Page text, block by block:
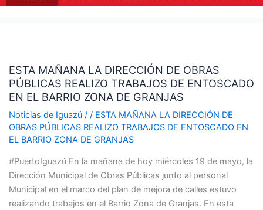
ESTA MAÑANA LA DIRECCIÓN DE OBRAS
PÚBLICAS REALIZO TRABAJOS DE ENTOSCADO
EN EL BARRIO ZONA DE GRANJAS
Noticias de Iguazú/ / ESTA MAÑANA LA DIRECCIÓN DE
OBRAS PÚBLICAS REALIZO TRABAJOS DE ENTOSCADO EN
EL BARRIO ZONA DE GRANJAS
#PuertoIguazú En la mañana de hoy miércoles 19 de mayo, la
Dirección Municipal de Obras Públicas junto al personal
Municipal en el marco del plan de mejora de calles estuvo
realizando trabajos en el Barrio Zona de Granjas. En esta
LA
DIRECCIÓN
DE
OBRAS
PÚBLICAS
REALIZO
TRABAJOS
DE
ENTOSCADO